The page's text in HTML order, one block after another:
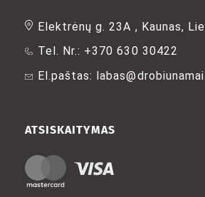
be
chosen
the
ATSISKAITYMAS
Elektrėnų g. 23A , Kaunas,
Tel. Nr.: +370 630 30422
El.paštas: